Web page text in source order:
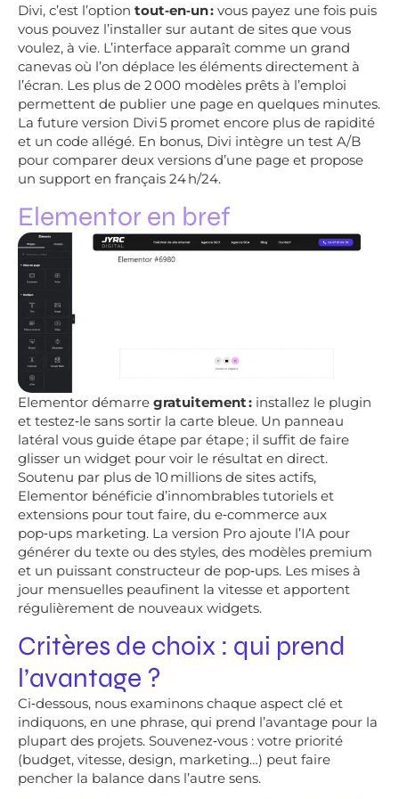
Divi, c’est l’option tout‑en‑un : vous payez une fois puis
vous pouvez l’installer sur autant de sites que vous
voulez, à vie. L’interface apparaît comme un grand
canevas où l’on déplace les éléments directement à
l’écran. Les plus de 2 000 modèles prêts à l’emploi
permettent de publier une page en quelques minutes.
La future version Divi 5 promet encore plus de rapidité
et un code allégé. En bonus, Divi intègre un test A/B
pour comparer deux versions d’une page et propose
un support en français 24 h/24.
Elementor en bref
Elementor démarre gratuitement : installez le plugin
et testez‑le sans sortir la carte bleue. Un panneau
latéral vous guide étape par étape ; il suffit de faire
glisser un widget pour voir le résultat en direct.
Soutenu par plus de 10 millions de sites actifs,
Elementor bénéficie d’innombrables tutoriels et
extensions pour tout faire, du e‑commerce aux
pop‑ups marketing. La version Pro ajoute l’IA pour
générer du texte ou des styles, des modèles premium
et un puissant constructeur de pop‑ups. Les mises à
jour mensuelles peaufinent la vitesse et apportent
régulièrement de nouveaux widgets.
Critères de choix : qui prend
l’avantage ?
Ci‑dessous, nous examinons chaque aspect clé et
indiquons, en une phrase, qui prend l’avantage pour la
plupart des projets. Souvenez‑vous : votre priorité
(budget, vitesse, design, marketing…) peut faire
pencher la balance dans l’autre sens.